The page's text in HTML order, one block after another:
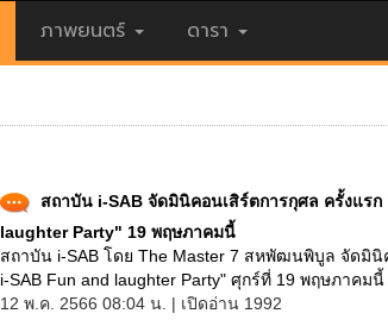
ภาพยนตร์ ดารา
สถาบัน i-SAB จัดมินิคอนเสิร์ตการกุศล ครั้งแร
laughter Party" 19 พฤษภาคมนี้
สถาบัน i-SAB โดย The Master 7 สหพัฒนพิบูล จัดมินิ
i-SAB Fun and laughter Party" ศุกร์ที่ 19 พฤษภาคมนี้
12 พ.ค. 2566 08:04 น. | เปิดอ่าน 1992